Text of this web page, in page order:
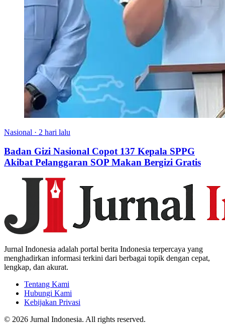
Nasional · 2 hari lalu
Badan Gizi Nasional Copot 137 Kepala SPPG
Akibat Pelanggaran SOP Makan Bergizi Gratis
Jurnal Indonesia adalah portal berita Indonesia terpercaya yang
menghadirkan informasi terkini dari berbagai topik dengan cepat,
lengkap, dan akurat.
Tentang Kami
Hubungi Kami
Kebijakan Privasi
© 2026 Jurnal Indonesia. All rights reserved.